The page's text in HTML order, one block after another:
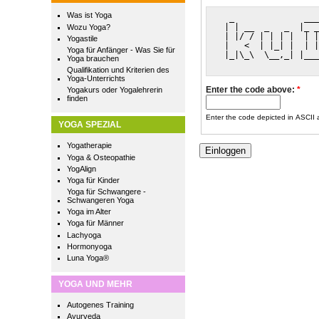
Was ist Yoga
Wozu Yoga?
Yogastile
Yoga für Anfänger - Was Sie für
Yoga brauchen
Qualifikation und Kriterien des
Yoga-Unterrichts
Yogakurs oder Yogalehrerin
finden
YOGA SPEZIAL
Yogatherapie
Yoga & Osteopathie
YogAlign
Yoga für Kinder
Yoga für Schwangere -
Schwangeren Yoga
Yoga im Alter
Yoga für Männer
Lachyoga
Hormonyoga
Luna Yoga®
YOGA UND MEHR
Autogenes Training
Ayurveda
| | __  _   _  |_
| |/ / | | | |  | |
|   <  | |_| |  |
|_|\_\  \__,_|
Enter the code above: *
Enter the code depicted in ASCII